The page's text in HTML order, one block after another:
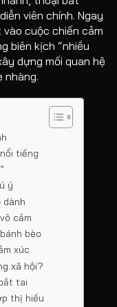
viên chính. Ngay
cuộc chiến cảm
biên kịch “nhiều
dựng mối quan hệ
nhàng.
tiếng
ý
cảm
bèo
xúc
xã hội?
tai
thị hiếu